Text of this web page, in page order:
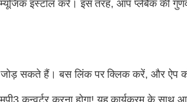
इंस्टॉल करें। इस तरह, आप प्लेबैक की
जोड़ सकते हैं। बस लिंक पर क्लिक करें, और ऐप